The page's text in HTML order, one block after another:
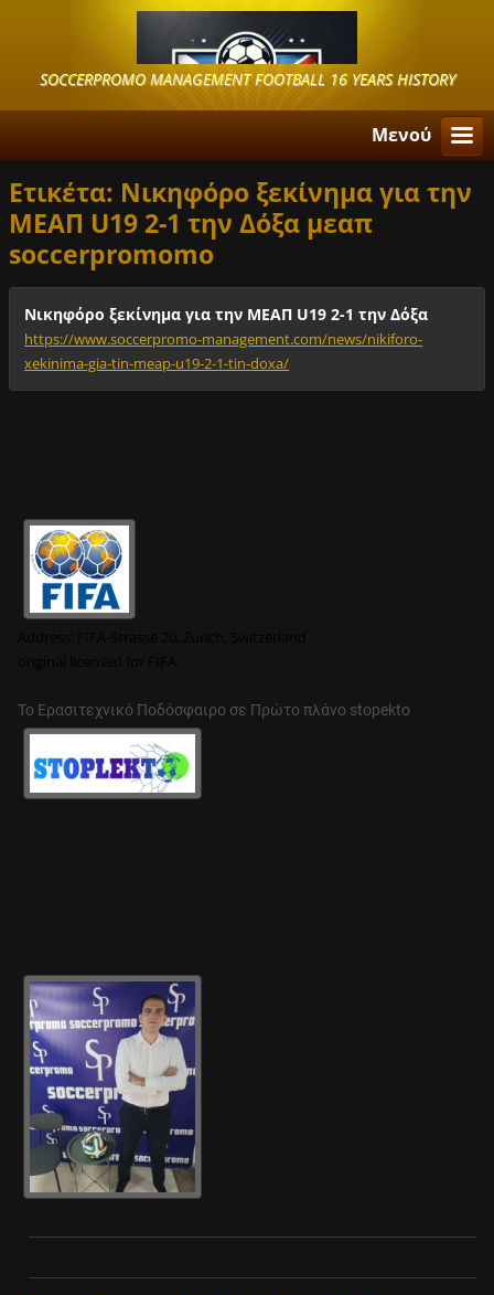
SOCCERPROMO MANAGEMENT FOOTBALL 16 YEARS HISTORY
Μενού
Ετικέτα: Νικηφόρο ξεκίνημα για την
ΜΕΑΠ U19 2-1 την Δόξα μεαπ
soccerpromomo
Νικηφόρο ξεκίνημα για την ΜΕΑΠ U19 2-1 την Δόξα
https://www.soccerpromo-management.com/news/nikiforo-
xekinima-gia-tin-meap-u19-2-1-tin-doxa/
Το Ερασιτεχνικό Ποδόσφαιρο σε Πρώτο πλάνο stopekto